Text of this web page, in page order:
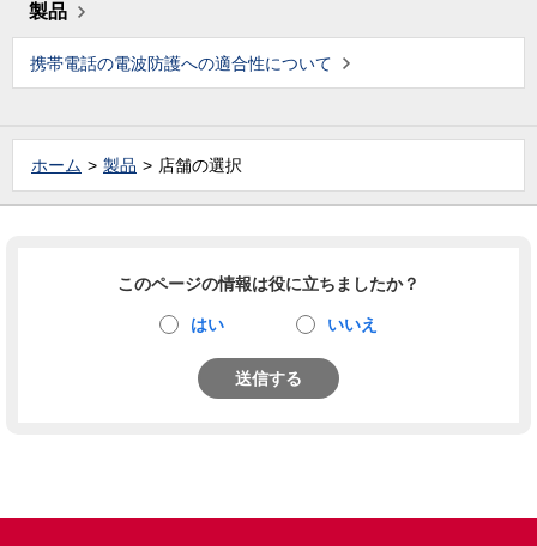
製品
携帯電話の電波防護への適合性について
ホーム 製品 店舗の選択
このページの情報は役に立ちましたか？
はい いいえ
送信する